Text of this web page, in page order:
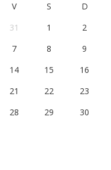
V S
D
31 1
2
7 8
9
14 15
16
21 22
23
28 29 30